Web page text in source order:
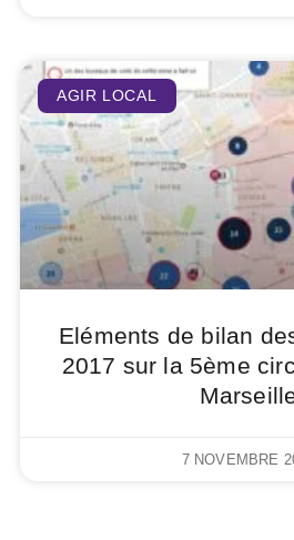
AGIR LOCAL
Eléments de bilan
2017 sur la 5ème
7 NOVEMBRE